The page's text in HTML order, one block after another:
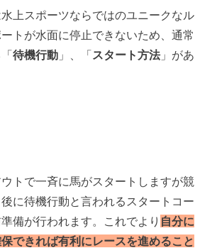
上スポーツならではのユニークなル
トが水面に停止できないため、通常
待機行動 」、「スタート方法」があ
トで一斉に馬がスタートしますが競
に待機行動と言われるスタートコー
備が行われます。これでより 自分に
できれば有利にレースを進めること